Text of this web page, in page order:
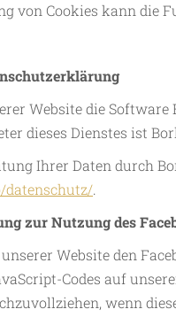
von Cookies kann die
Website die Software
dieses Dienstes ist
Ihrer Daten durch
datenschutz/.
zur Nutzung des
Website den
Codes auf
wenn